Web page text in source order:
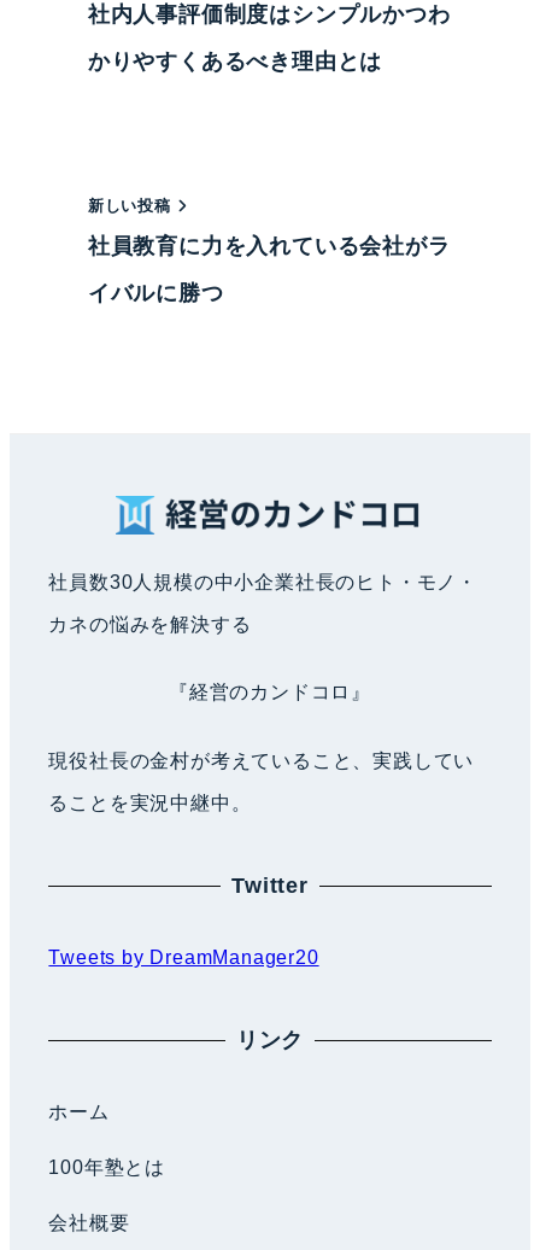
社内人事評価制度はシンプルかつわ
かりやすくあるべき理由とは
新しい投稿
社員教育に力を入れている会社がラ
イバルに勝つ
社員数30人規模の中小企業社長のヒト・モノ・
カネの悩みを解決する
『経営のカンドコロ』
現役社長の金村が考えていること、実践してい
ることを実況中継中。
Twitter
Tweets by DreamManager20
リンク
ホーム
100年塾とは
会社概要